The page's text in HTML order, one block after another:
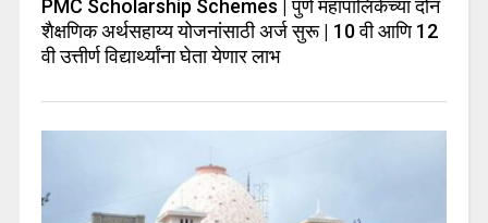
PMC Scholarship Schemes | पुणे महापालिकेच्या दोन
शैक्षणिक अर्थसहाय्य योजनांसाठी अर्ज सुरू | 10 वी आणि 12
वी उत्तीर्ण विद्यार्थ्यांना घेता येणार लाभ